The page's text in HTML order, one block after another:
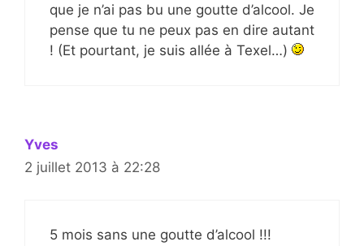
que je n’ai pas bu une goutte d’alcool. Je
pense que tu ne peux pas en dire autant
! (Et pourtant, je suis allée à Texel…)
Yves
2 juillet 2013 à 22:28
5 mois sans une goutte d’alcool !!!